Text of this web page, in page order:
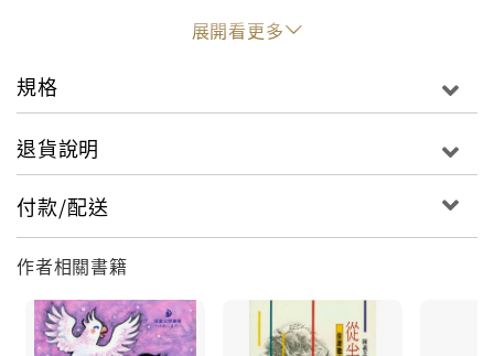
展開看更多
規格
退貨說明
付款/配送
作者相關書籍